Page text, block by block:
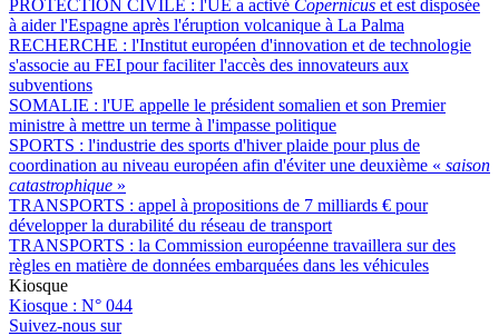
PROTECTION CIVILE : l'UE a activé Copernicus et est disposée
à aider l'Espagne après l'éruption volcanique à La Palma
RECHERCHE : l'Institut européen d'innovation et de technologie
s'associe au FEI pour faciliter l'accès des innovateurs aux
subventions
SOMALIE : l'UE appelle le président somalien et son Premier
ministre à mettre un terme à l'impasse politique
SPORTS : l'industrie des sports d'hiver plaide pour plus de
coordination au niveau européen afin d'éviter une deuxième « saison
catastrophique »
TRANSPORTS : appel à propositions de 7 milliards € pour
développer la durabilité du réseau de transport
TRANSPORTS : la Commission européenne travaillera sur des
règles en matière de données embarquées dans les véhicules
Kiosque
Kiosque : N° 044
Suivez-nous sur